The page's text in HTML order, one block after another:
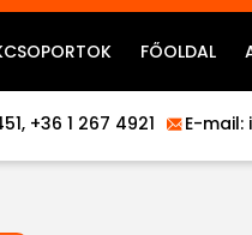
FŐOLDAL
, +36 1 267 4921 E-mail: